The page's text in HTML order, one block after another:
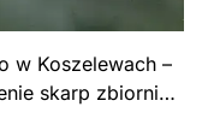
w Koszelewach –
skarp zbiornika